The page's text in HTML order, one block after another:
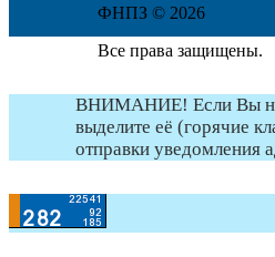
ФНПЗ © 2026
Все права защищены.
ВНИМАНИЕ! Если Вы
выделите её (горячие
отправки уведомления